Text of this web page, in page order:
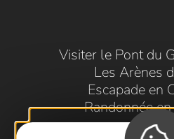
Visiter le Pont du
Les Arènes
Escapade en
Randonnée